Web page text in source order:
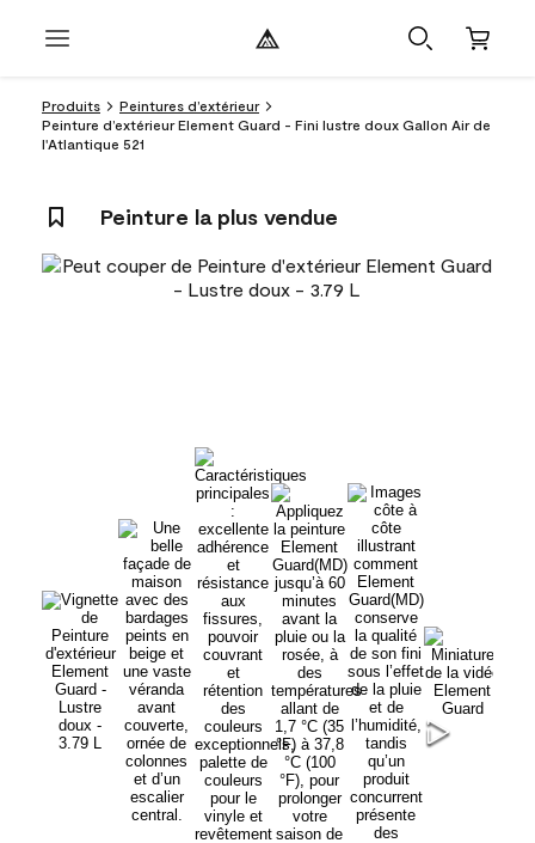
Produits
Peintures d’extérieur
Peinture d’extérieur Element Guard - Fini lustre doux Gallon Air de
l'Atlantique 521
Peinture la plus vendue